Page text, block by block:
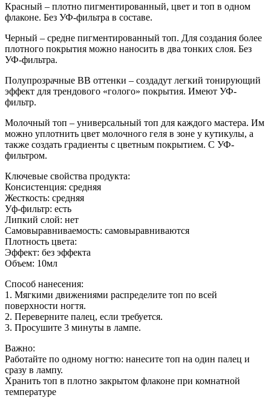
Красный – плотно пигментированный, цвет и топ в одном
флаконе. Без УФ-фильтра в составе.
Черный – средне пигментированный топ. Для создания более
плотного покрытия можно наносить в два тонких слоя. Без
УФ-фильтра.
Полупрозрачные BB оттенки – создадут легкий тонирующий
эффект для трендового «голого» покрытия. Имеют УФ-
фильтр.
Молочный топ – универсальный топ для каждого мастера. Им
можно уплотнить цвет молочного геля в зоне у кутикулы, а
также создать градиенты с цветным покрытием. С УФ-
фильтром.
Ключевые свойства продукта:
Консистенция: средняя
Жесткость: средняя
Уф-фильтр: есть
Липкий слой: нет
Самовыравниваемость: самовыравниваются
Плотность цвета:
Эффект: без эффекта
Объем: 10мл
Способ нанесения:
1. Мягкими движениями распределите топ по всей
поверхности ногтя.
2. Переверните палец, если требуется.
3. Просушите 3 минуты в лампе.
Важно:
Работайте по одному ногтю: нанесите топ на один палец и
сразу в лампу.
Хранить топ в плотно закрытом флаконе при комнатной
температуре